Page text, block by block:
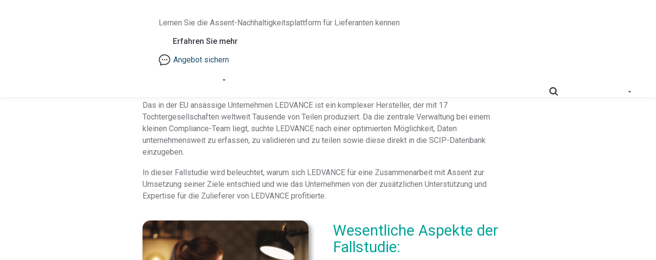
Produktkonformität
Entdecken Sie unsere Lösung, mit der Sie standardisierte, geprüfte und nutzbare Daten zur Produktkonformität in
REACH
Compliance erfordert transparente Lieferketten. RoHS
optimieren Sie Ihre Compliance.
Besseres Wachstum mit der TSCA-Compliance-Lösung
Identifizieren Sie PFAS in Ihrer Lieferkette und bringen
Sie sich auf Erfolgskurs.
Lernen Sie die Assent-Nachhaltigkeitsplattform für Lieferanten kennen
Erfahren Sie mehr
Angebot sichern
Was enthält diese Fallstudie?
Das in der EU ansässige Unternehmen LEDVANCE ist ein komplexer Hersteller, der mit 17
Tochtergesellschaften weltweit Tausende von Teilen produziert. Da die zentrale Verwaltung bei einem
kleinen Compliance-Team liegt, suchte LEDVANCE nach einer optimierten Möglichkeit, Daten
unternehmensweit zu erfassen, zu validieren und zu teilen sowie diese direkt in die SCIP-Datenbank
einzugeben.
In dieser Fallstudie wird beleuchtet, warum sich LEDVANCE für eine Zusammenarbeit mit Assent zur
Umsetzung seiner Ziele entschied und wie das Unternehmen von der zusätzlichen Unterstützung und
Expertise für die Zulieferer von LEDVANCE profitierte.
Wesentliche Aspekte der
Fallstudie: